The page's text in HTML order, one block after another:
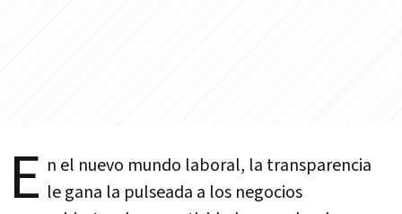
E n el nuevo mundo laboral, la transparencia
le gana la pulseada a los negocios